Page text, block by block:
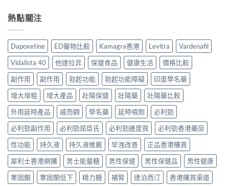
中
得
買
建
議〉
中
用
讀
用
法
用
完
整
教
學〉
中
全
港
用
家
真
服
用
經
驗
與
安
全
買
指
南〉
中
犀
利
評
價：
香
港
用
家
真
實
服
用
報
告
正
貨
購
熱點關注
Dapoxetine ED藥物比較 Kamagra香港 Levitra
Vardenafil
Vidalista 40
他達拉非 保健食品 健康生活
價格比較
副作用
副作用 勃起功能 勃起功能障礙
印度學名藥
增大增粗
增大產品 壯陽保健 壯陽藥
壯陽藥比較
外用延時產品
威而鋼 學名藥 延時噴劑
必利勁
必利勁副作用
必利勁屈臣氏 必利勁邊度買
必利勁香港藥房
性功能
持久液 持久液推薦 早洩改善
正品香港購買
犀利士香港網購
男士能量糖 男性保健 男性保健品
男性健康
睪固酮
睪固酮低下 精力糖 補腎 達泊西汀 香港購買渠道